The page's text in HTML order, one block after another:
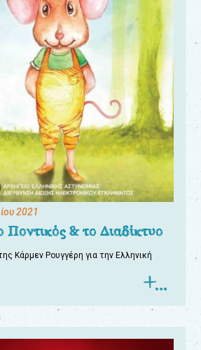
2021
Ποντικός & το Διαδίκτυο
Κάρμεν Ρουγγέρη για την Ελληνική